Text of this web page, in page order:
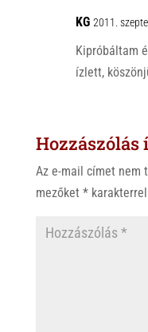
KG 2011.
Kipróbáltam
ízlett,
Hozzászólás
Az e-mail címet nem
mezőket *